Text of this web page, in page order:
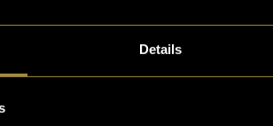
Details